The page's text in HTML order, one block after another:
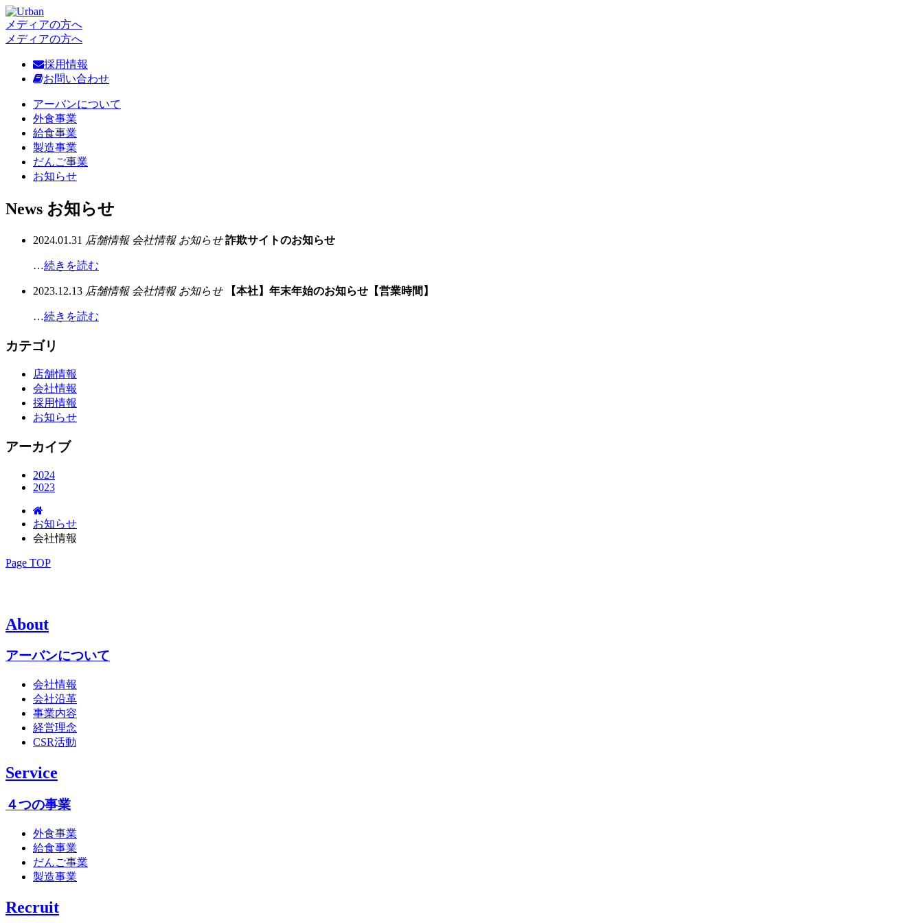
メディアの方へ
メディアの方へ
採用情報
お問い合わせ
アーバンについて
外食事業
給食事業
製造事業
だんご事業
お知らせ
News お知らせ
2024.01.31 店舗情報 会社情報 お知らせ 詐欺サイトのお知らせ
…続きを読む
2023.12.13 店舗情報 会社情報 お知らせ 【本社】年末年始のお知らせ【営業時間】
…続きを読む
カテゴリ
店舗情報
会社情報
採用情報
お知らせ
アーカイブ
2024
2023
お知らせ
会社情報
Page TOP
About
アーバンについて
会社情報
会社沿革
事業内容
経営理念
CSR活動
Service
４つの事業
外食事業
給食事業
だんご事業
製造事業
Recruit